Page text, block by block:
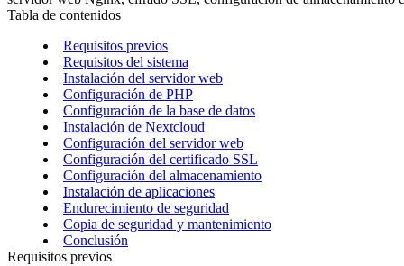
Tabla de contenidos
Requisitos previos
Requisitos del sistema
Instalación del servidor web
Configuración de PHP
Configuración de la base de datos
Instalación de Nextcloud
Configuración del servidor web
Configuración del certificado SSL
Configuración del almacenamiento
Instalación de aplicaciones
Endurecimiento de seguridad
Copia de seguridad y mantenimiento
Conclusión
Requisitos previos